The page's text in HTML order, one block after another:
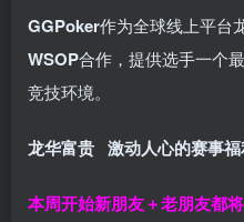
GGPoker作为全球线上平台
WSOP合作，提供选手一个
竞技环境。
龙华富贵 激动人心的赛事福
本周开始新朋友＋老朋友都